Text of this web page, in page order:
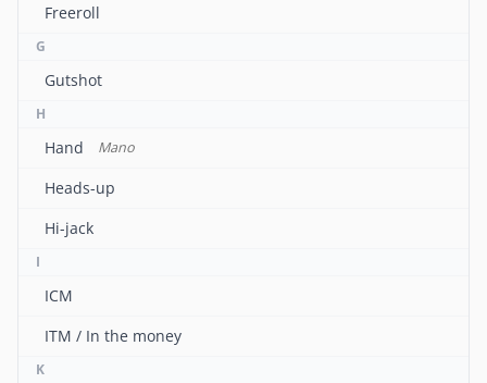
Freeroll
G
Gutshot
H
Hand Mano
Heads-up
Hi-jack
I
ICM
ITM / In the money
K